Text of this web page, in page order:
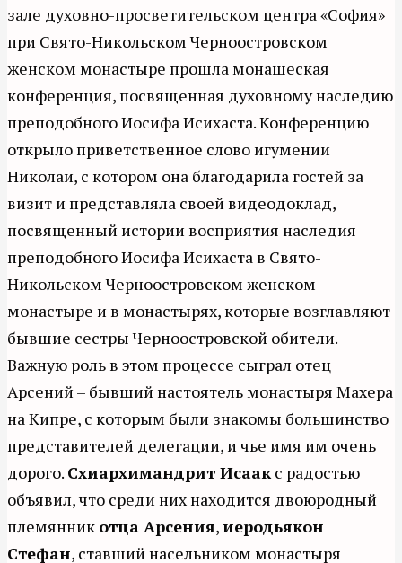
зале духовно-просветительском центра «София»
при Свято-Никольском Черноостровском
женском монастыре прошла монашеская
конференция, посвященная духовному наследию
преподобного Иосифа Исихаста. Конференцию
открыло приветственное слово игумении
Николаи, с котором она благодарила гостей за
визит и представляла своей видеодоклад,
посвященный истории восприятия наследия
преподобного Иосифа Исихаста в Свято-
Никольском Черноостровском женском
монастыре и в монастырях, которые возглавляют
бывшие сестры Черноостровской обители.
Важную роль в этом процессе сыграл отец
Арсений – бывший настоятель монастыря Махера
на Кипре, с которым были знакомы большинство
представителей делегации, и чье имя им очень
дорого. Схиархимандрит Исаакс радостью
объявил, что среди них находится двоюродный
племянник отца Арсения,иеродьякон
Стефан, ставший насельником монастыря